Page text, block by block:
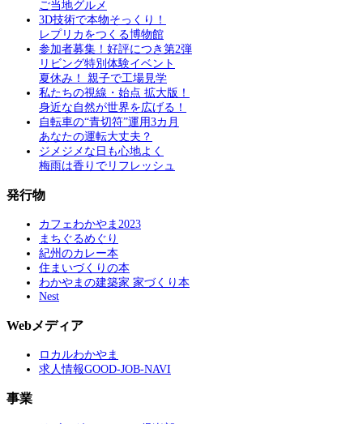
ご当地グルメ
3D技術で本物そっくり！
レプリカをつくる博物館
参加者募集！好評につき第2弾
リビング特別体験イベント
夏休み！ 親子で工場見学
私たちの視線・始点 拡大版！
身近な自然が世界を広げる！
自転車の“青切符”運用3カ月
あなたの運転大丈夫？
ジメジメな日も心地よく
梅雨は香りでリフレッシュ
発行物
カフェわかやま2023
まちぐるめぐり
紀州のカレー本
住まいづくりの本
わかやまの建築家 家づくり本
Nest
Webメディア
ロカルわかやま
求人情報GOOD-JOB-NAVI
事業